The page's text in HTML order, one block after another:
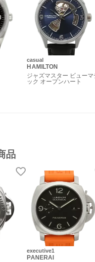
casual
HAMILTON
ジャズマスター ビューマ
ック オープンハート
品
executive1
PANERAI